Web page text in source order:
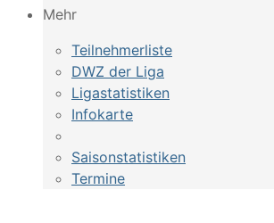
Mehr
Teilnehmerliste
DWZ der Liga
Ligastatistiken
Infokarte
Saisonstatistiken
Termine